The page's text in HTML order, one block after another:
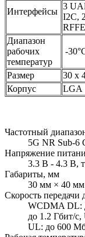
Интерфейсы
3
I2C,
Диапазон
рабочих
температур
-
Размер
30 х
Корпус
LGA
Частотный
5G NR Sub-
Напряжение
3.3 В - 4.3 В,
Габариты, мм
30 мм × 40
Скорость передачи
WCDMA DL:
до 1.2 Гбит/
UL: до 600